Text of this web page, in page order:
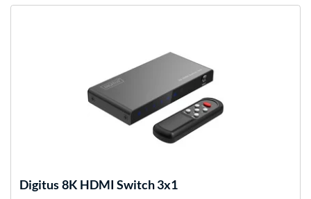
Digitus8K HDMI Switch 3x1